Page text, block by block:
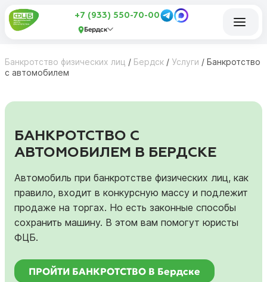
+7 (933) 550-70-00
Бердск
Банкротство физических лиц / Бердск / Услуги / Банкротство
с автомобилем
БАНКРОТСТВО С
АВТОМОБИЛЕМ В БЕРДСКЕ
Автомобиль при банкротстве физических лиц, как
правило, входит в конкурсную массу и подлежит
продаже на торгах. Но есть законные способы
сохранить машину. В этом вам помогут юристы
ФЦБ.
ПРОЙТИ БАНКРОТСТВО В Бердске